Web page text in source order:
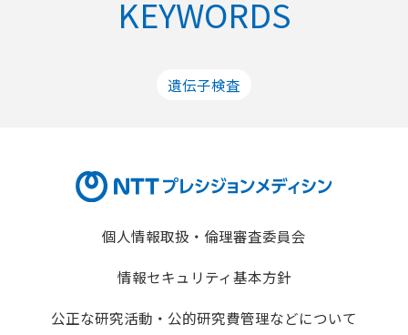
KEYWORDS
遺伝子検査
個人情報取扱・倫理審査委員会
情報セキュリティ基本方針
公正な研究活動・公的研究費管理などについて